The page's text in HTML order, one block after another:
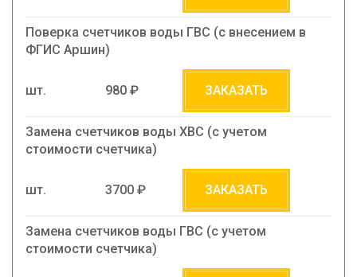
Поверка счетчиков воды ГВС (с внесением в
ФГИС Аршин)
шт. 980 ₽ ЗАКАЗАТЬ
Замена счетчиков воды ХВС (c учетом
стоимости счетчика)
шт. 3700 ₽ ЗАКАЗАТЬ
Замена счетчиков воды ГВС (c учетом
стоимости счетчика)